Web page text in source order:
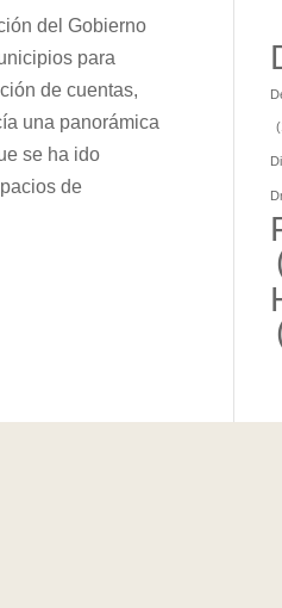
del Gobierno
para
de cuentas,
una panorámica
se ha ido
de